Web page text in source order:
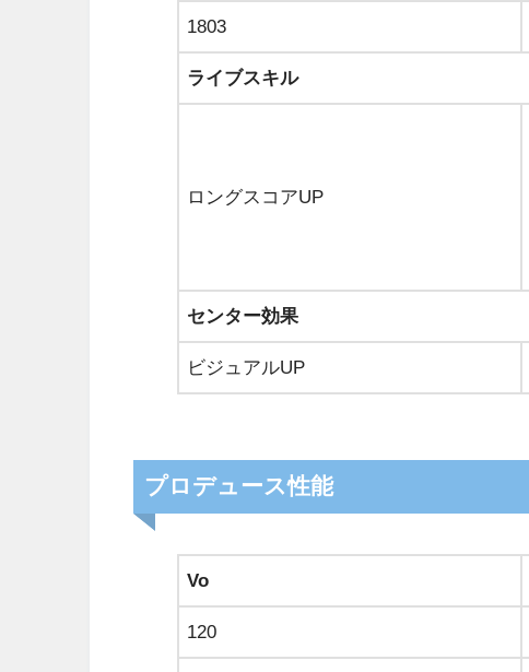
1803
ライブスキル
ロングスコアUP
センター効果
ビジュアルUP
プロデュース性能
Vo
120